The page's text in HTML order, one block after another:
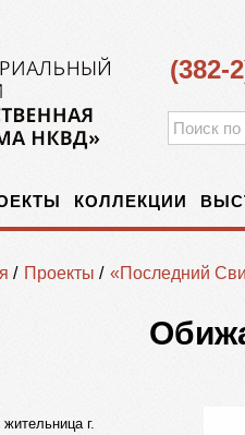
(382-
КОЛЛЕКЦИИ
/ Проекты / «Последний
жительница г.